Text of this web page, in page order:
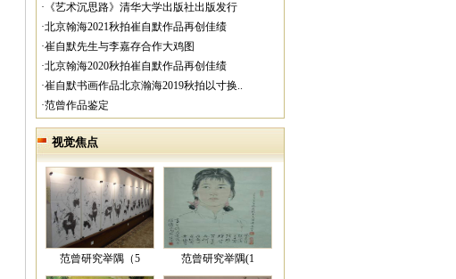
·《艺术沉思路》清华大学出版社出版发行
·北京翰海2021秋拍崔自默作品再创佳绩
·崔自默先生与李嘉存合作大鸡图
·北京翰海2020秋拍崔自默作品再创佳绩
·崔自默书画作品北京瀚海2019秋拍以寸换..
·范曾作品鉴定
视觉焦点
范曾研究举隅（5 范曾研究举隅(1